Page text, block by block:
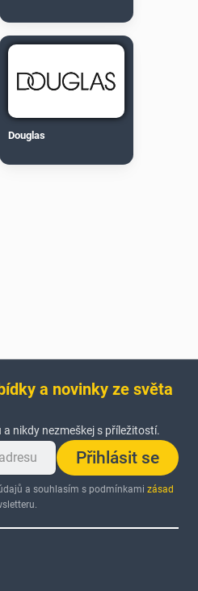
Douglas
a novinky ze světa
nikdy nezmeškej s příležitostí.
Přihlásit se
a souhlasím s podmínkamizásad